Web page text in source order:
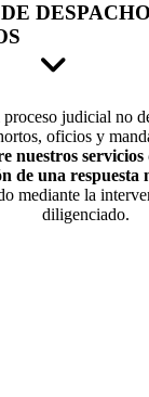
judicial no
oficios y
nuestros
de una respuesta
mediante la
diligenciado.